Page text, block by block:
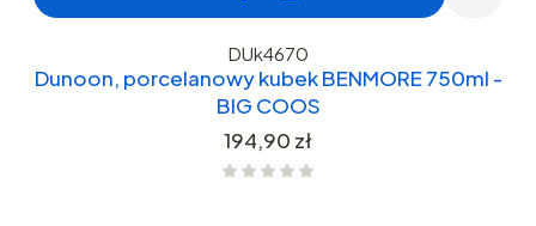
DUk4670
Dunoon, porcelanowy kubek BENMORE 750ml -
BIG COOS
Cena
194,90 zł